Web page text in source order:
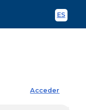
ES
Acceder